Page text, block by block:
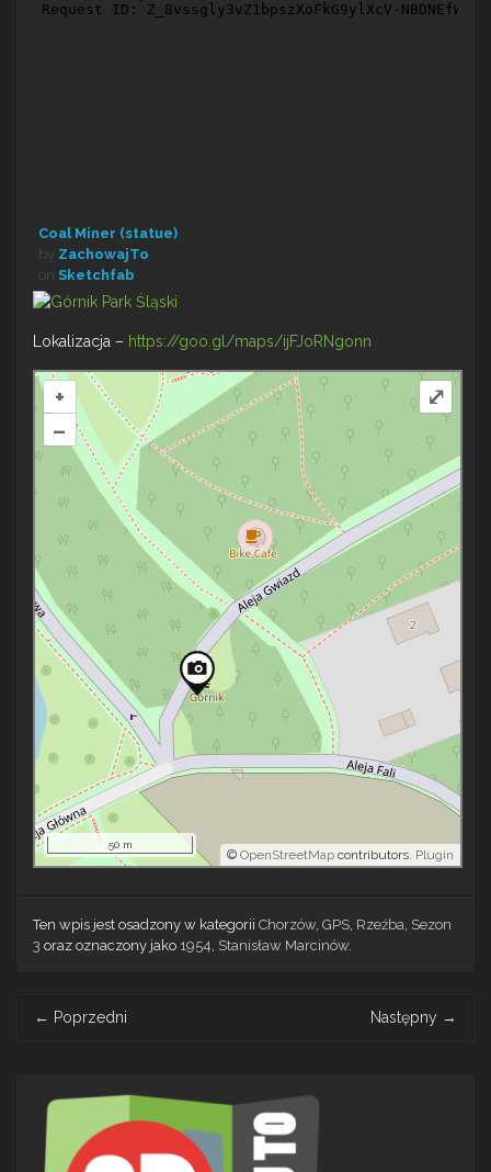
Coal Miner (statue)
by ZachowajTo
on Sketchfab
Lokalizacja – https://goo.gl/maps/ijFJoRNgonn
+
–
© OpenStreetMap contributors. Plugin
50 m
⤢
Ten wpis jest osadzony w kategorii Chorzów, GPS, Rzeźba, Sezon
3 oraz oznaczony jako 1954, Stanisław Marcinów.
navigation
← Poprzedni Następny →